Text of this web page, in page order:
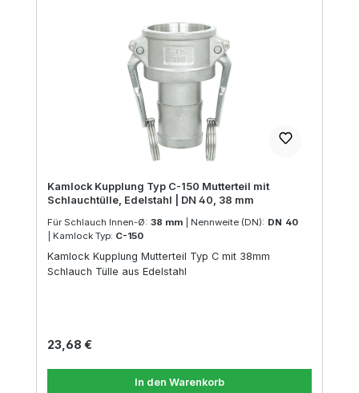
Kamlock Kupplung Typ C-150 Mutterteil mit
Schlauchtülle, Edelstahl | DN 40, 38 mm
Für Schlauch Innen-Ø: 38 mm Nennweite (DN): DN 40
Kamlock Typ: C-150
Kamlock Kupplung Mutterteil Typ C mit 38mm
Schlauch Tülle aus Edelstahl
Regulärer Preis:
23,68 €
In den Warenkorb